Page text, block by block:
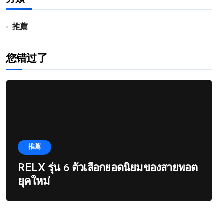
推薦
您错过了
推薦
RELX รุ่น 6 ตัวเลือกยอดนิยมของสายพอต
ยุคใหม่